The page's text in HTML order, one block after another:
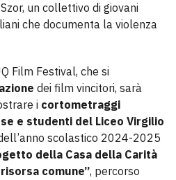
un collettivo di giovani
che documenta la violenza
Film Festival, che si
dei film vincitori, sarà
i cortometraggi
e studenti del Liceo Virgilio
scolastico 2024-2025
della Casa della Carità
comune”, percorso